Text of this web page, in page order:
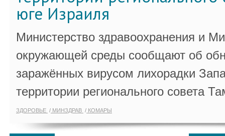
юге Израиля
Министерство здравоохранения и
окружающей среды сообщают об
заражённых вирусом лихорадки
территории регионального совета
ЗДОРОВЬЕ МИНЗДРАВ КОМАРЫ